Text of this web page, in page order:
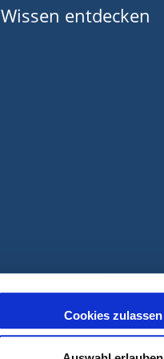
Cookies zulassen
Wissen entdecken